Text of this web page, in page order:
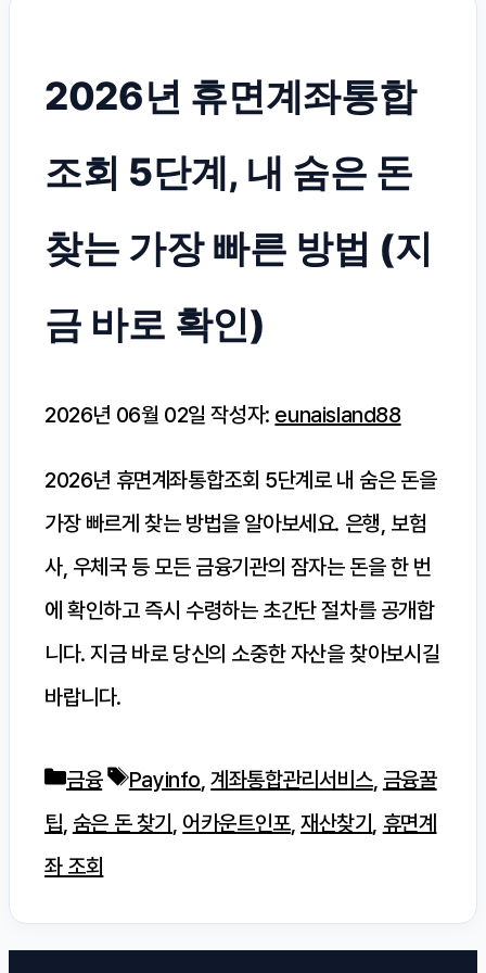
2026년 휴면계좌통합
조회 5단계, 내 숨은 돈
찾는 가장 빠른 방법 (지
금 바로 확인)
2026년 06월 02일 작성자: eunaisland88
2026년 휴면계좌통합조회 5단계로 내 숨은 돈을
가장 빠르게 찾는 방법을 알아보세요. 은행, 보험
사, 우체국 등 모든 금융기관의 잠자는 돈을 한 번
에 확인하고 즉시 수령하는 초간단 절차를 공개합
니다. 지금 바로 당신의 소중한 자산을 찾아보시길
바랍니다.
카
테
고
금융
태
그
Payinfo,계좌통합관리서비스, 금융꿀
팁, 숨은 돈 찾기 , 어카운트인포,재산찾기 , 휴면계
좌 조회